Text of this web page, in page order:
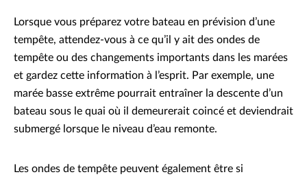
Lorsque vous préparez votre bateau en prévision d’une
tempête, attendez-vous à ce qu’il y ait des ondes de
tempête ou des changements importants dans les marées
et gardez cette information à l’esprit. Par exemple, une
marée basse extrême pourrait entraîner la descente d’un
bateau sous le quai où il demeurerait coincé et deviendrait
submergé lorsque le niveau d’eau remonte.
Les ondes de tempête peuvent également être si